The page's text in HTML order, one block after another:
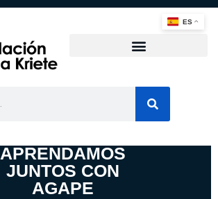
APRENDAMOS
JUNTOS CON
AGAPE
ES